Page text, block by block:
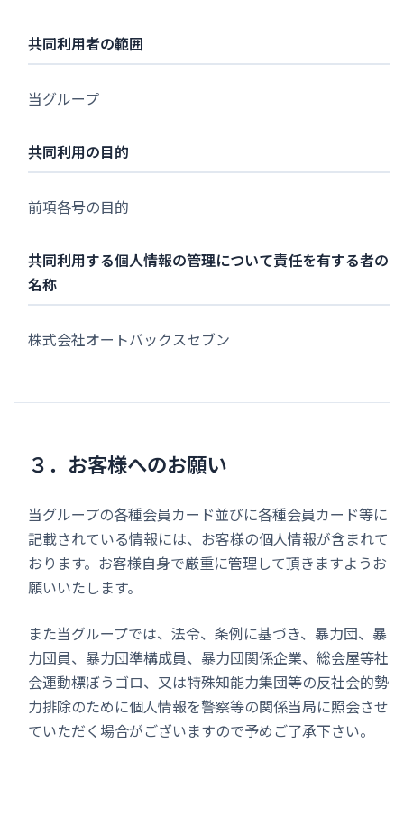
共同利用者の範囲
当グループ
共同利用の目的
前項各号の目的
共同利用する個人情報の管理について責任を有する者の
名称
株式会社オートバックスセブン
３．お客様へのお願い
当グループの各種会員カード並びに各種会員カード等に
記載されている情報には、お客様の個人情報が含まれて
おります。お客様自身で厳重に管理して頂きますようお
願いいたします。
また当グループでは、法令、条例に基づき、暴力団、暴
力団員、暴力団準構成員、暴力団関係企業、総会屋等社
会運動標ぼうゴロ、又は特殊知能力集団等の反社会的勢
力排除のために個人情報を警察等の関係当局に照会させ
ていただく場合がございますので予めご了承下さい。